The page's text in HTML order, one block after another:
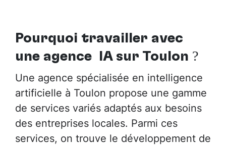
Pourquoi travailler avec
une agence IA sur Toulon ?
Une agence spécialisée en intelligence
artificielle à Toulon propose une gamme
de services variés adaptés aux besoins
des entreprises locales. Parmi ces
services, on trouve le développement de